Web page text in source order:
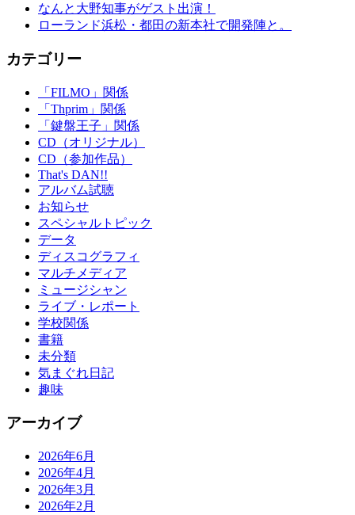
なんと大野知事がゲスト出演！
ローランド浜松・都田の新本社で開発陣と。
カテゴリー
「FILMO」関係
「Thprim」関係
「鍵盤王子」関係
CD（オリジナル）
CD（参加作品）
That's DAN!!
アルバム試聴
お知らせ
スペシャルトピック
データ
ディスコグラフィ
マルチメディア
ミュージシャン
ライブ・レポート
学校関係
書籍
未分類
気まぐれ日記
趣味
アーカイブ
2026年6月
2026年4月
2026年3月
2026年2月